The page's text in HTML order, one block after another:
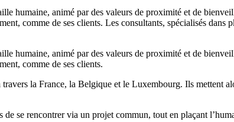
humaine, animé par des valeurs de proximité et de
comme de ses clients. Les consultants, spécialisés dans
humaine, animé par des valeurs de proximité et de
comme de ses clients.
la France, la Belgique et le Luxembourg. Ils mettent
se rencontrer via un projet commun, tout en plaçant